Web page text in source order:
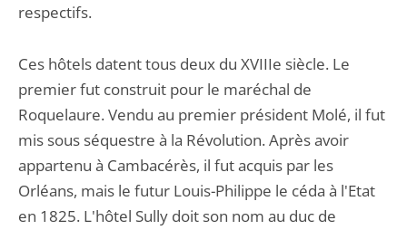
respectifs.
Ces hôtels datent tous deux du XVIIIe siècle. Le
premier fut construit pour le maréchal de
Roquelaure. Vendu au premier président Molé, il fut
mis sous séquestre à la Révolution. Après avoir
appartenu à Cambacérès, il fut acquis par les
Orléans, mais le futur Louis-Philippe le céda à l'Etat
en 1825. L'hôtel Sully doit son nom au duc de